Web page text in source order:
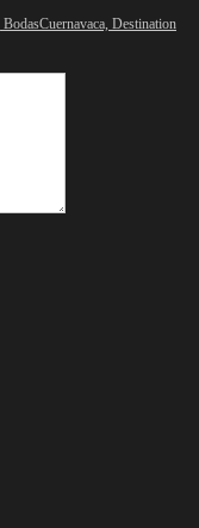
BodasCuernavaca, Destination